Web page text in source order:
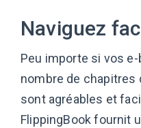
Naviguez
Peu importe si vos
nombre de chapitres
sont agréables et
FlippingBook fournit